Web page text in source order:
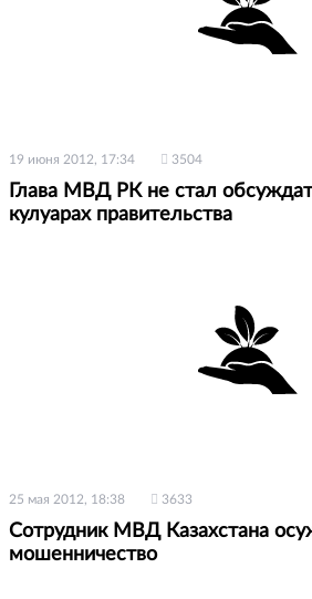
19 июня 2012, 17:34 3504
Глава МВД РК не стал
кулуарах правительства
25 мая 2012, 18:38 3633
Сотрудник МВД Казахстана
мошенничество